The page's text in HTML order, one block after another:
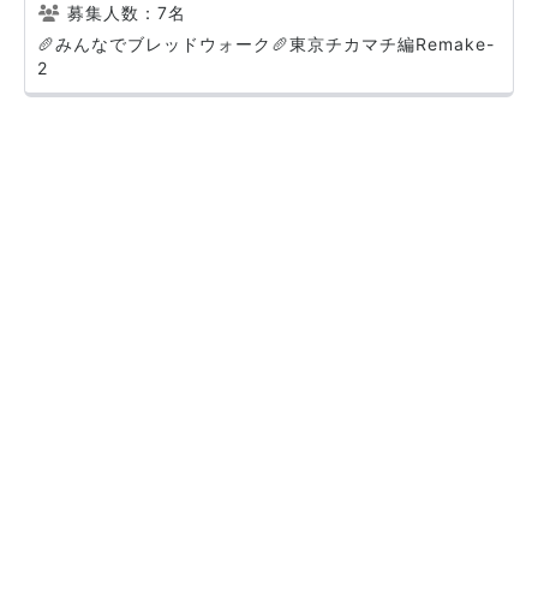
募集人数：7名
🥖みんなでブレッドウォーク🥖東京チカマチ編Remake-
2